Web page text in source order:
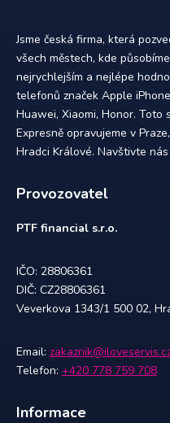
Jsme česká firma, která
všech městech, kde
nejrychlejším a nejlépe
telefonů značek Apple
Huawei, Xiaomi, Honor. Toto
Expresně opravujeme v
Hradci Králové. Navštivte
Provozovatel
PTF financial s.r.o.
IČO: 28806361
DIČ: CZ28806361
Veverkova 1343/1 500 02,
Email:
Telefon: +420 778 759 708
Informace